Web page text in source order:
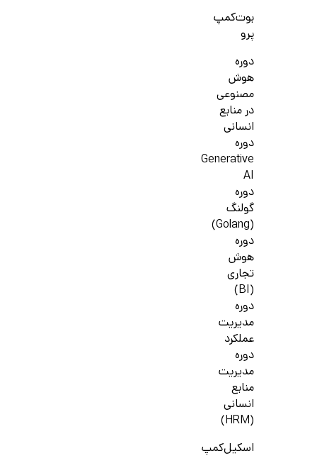
بوت‌کمپ
پرو
دوره
هوش
مصنوعی
در منابع
انسانی
دوره
Generative
AI
دوره
گولنگ
(Golang)
دوره
هوش
تجاری
(BI)
دوره
مدیریت
عملکرد
دوره
مدیریت
منابع
انسانی
(HRM)
اسکیل‌کمپ